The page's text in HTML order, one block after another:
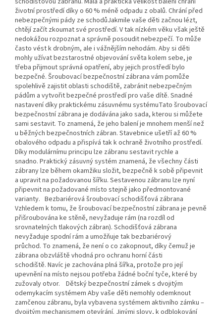
životní prostředí díky o 60 % méně odpadu z obalů. Chrání před
nebezpečnými pády ze schodůJakmile vaše děti začnou lézt,
chtějí začít zkoumat své prostředí. V tak nízkém věku však ještě
nedokážou rozpoznat a správně posoudit nebezpečí. To může
často vést k drobným, ale i vážnějším nehodám. Aby si děti
mohly užívat bezstarostné objevování světa kolem sebe, je
třeba přijmout správná opatření, aby jejich prostředí bylo
bezpečné. Šroubovací bezpečnostní zábrana vám pomůže
spolehlivě zajistit oblasti schodiště, zabránit nebezpečným
pádům a vytvořit bezpečné prostředí pro vaše dítě. Snadné
nastavení díky praktickému zásuvnému systémuTato šroubovací
bezpečnostní zábrana je dodávána jako sada, kterou si můžete
sami sestavit. To znamená, že jeho balení je mnohem menší než
u běžných bezpečnostních zábran. Stavebnice ušetří až 60 %
obalového odpadu a přispívá tak k ochraně životního prostředí.
Díky modulárnímu principu lze zábranu sestavit rychle a
snadno. Praktický zásuvný systém znamená, že všechny části
zábrany lze během okamžiku složit, bezpečně k sobě připevnit
a upravit na požadovanou šířku. Sestavenou zábranu lze nyní
připevnit na požadované místo stejně jako předmontované
varianty. Bezbariérová šroubovací schodišťová zábrana
Vzhledem k tomu, že šroubovací bezpečnostní zábrana je pevně
přišroubována ke stěně, nevyžaduje rám (na rozdíl od
srovnatelných tlakových zábran). Schodišťová zábrana
nevyžaduje spodní rám a umožňuje tak bezbariérový
průchod. To znamená, že není o co zakopnout, díky čemuž je
zábrana obzvláště vhodná pro ochranu horní části
schodiště. Navíc je zachována plná šířka, protože pro její
upevnění na místo nejsou potřeba žádné boční tyče, které by
zužovaly otvor. Dětský bezpečnostní zámek s dvojitým
odemykacím systémem Aby vaše děti nemohly odemknout
zamčenou zábranu, byla vybavena systémem aktivního zámku –